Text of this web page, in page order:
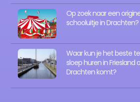
Op zoek naar een
schooluitje in Drachten?
Waar kun je het beste
sloep huren in Friesland
Drachten komt?